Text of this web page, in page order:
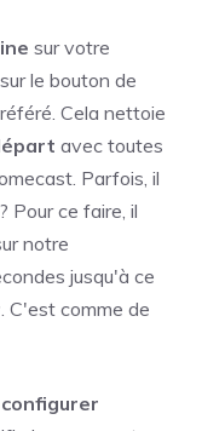
sur votre
le bouton de
Cela nettoie
avec toutes
Parfois, il
Pour ce faire, il
notre
jusqu'à ce
. C'est comme de
configurer